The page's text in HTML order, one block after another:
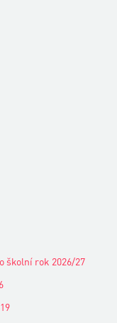
školní rok 2026/27